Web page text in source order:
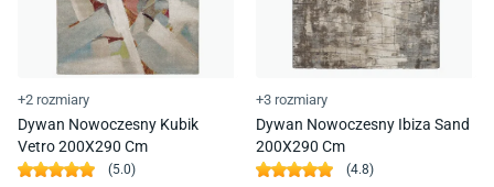
+2 rozmiary
Dywan Nowoczesny Kubik
Vetro 200X290 Cm
(5.0)
+3 rozmiary
Dywan Nowoczesny Ibiza Sand
200X290 Cm
(4.8)